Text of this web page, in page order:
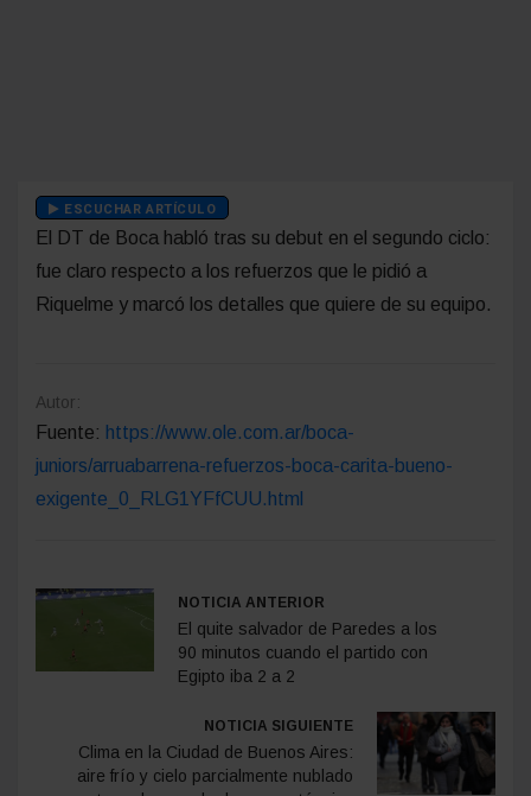
ESCUCHAR ARTÍCULO
El DT de Boca habló tras su debut en el segundo ciclo:
fue claro respecto a los refuerzos que le pidió a
Riquelme y marcó los detalles que quiere de su equipo.
Autor:
Fuente: https://www.ole.com.ar/boca-
juniors/arruabarrena-refuerzos-boca-carita-bueno-
exigente_0_RLG1YFfCUU.html
NOTICIA ANTERIOR
El quite salvador de Paredes a los
90 minutos cuando el partido con
Egipto iba 2 a 2
NOTICIA SIGUIENTE
Clima en la Ciudad de Buenos Aires:
aire frío y cielo parcialmente nublado